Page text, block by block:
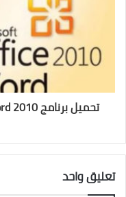
تعليق واحد